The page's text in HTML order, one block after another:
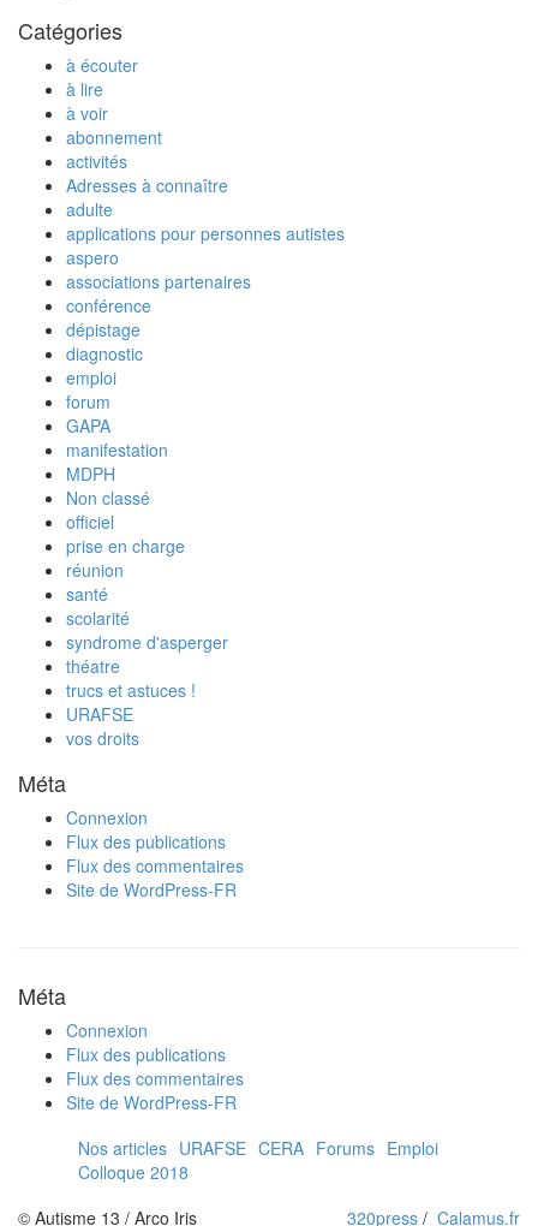
Catégories
à écouter
à lire
à voir
abonnement
activités
Adresses à connaître
adulte
applications pour personnes autistes
aspero
associations partenaires
conférence
dépistage
diagnostic
emploi
forum
GAPA
manifestation
MDPH
Non classé
officiel
prise en charge
réunion
santé
scolarité
syndrome d'asperger
théatre
trucs et astuces !
URAFSE
vos droits
Méta
Connexion
Flux des publications
Flux des commentaires
Site de WordPress-FR
Méta
Connexion
Flux des publications
Flux des commentaires
Site de WordPress-FR
Nos articles URAFSE CERA Forums Emploi
Colloque 2018
320press / Calamus.fr
© Autisme 13 / Arco Iris